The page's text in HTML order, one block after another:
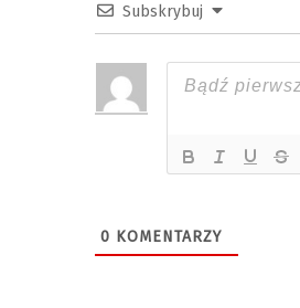
Subskrybuj
0 KOMENTARZY